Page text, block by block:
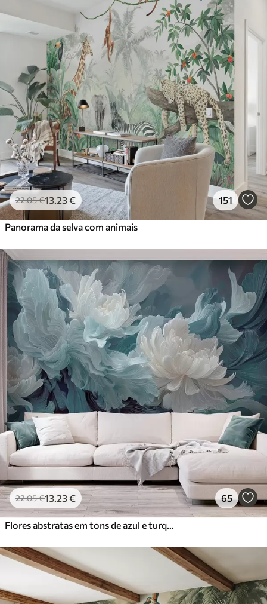
22.05€13 .23€ 151
Panorama da selva com animais
22.05€13 .23€ 65